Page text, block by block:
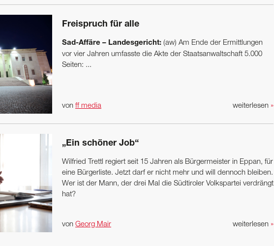
Freispruch für alle
Sad-Affäre – Landesgericht: (aw) Am Ende der Ermittlungen
vor vier Jahren umfasste die Akte der Staatsanwaltschaft 5.000
Seiten: ...
weiterlesen »
von ff media
„Ein schöner Job“
Wilfried Trettl regiert seit 15 Jahren als Bürgermeister in Eppan, für
eine ­Bürgerliste. Jetzt darf er nicht mehr und will dennoch bleiben.
Wer ist der Mann, der drei Mal die Südtiroler Volkspartei verdrängt
hat?
weiterlesen »
von Georg Mair